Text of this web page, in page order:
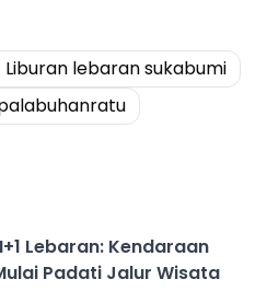
lebaran sukabumi
Lebaran: Kendaraan
Padati Jalur Wisata